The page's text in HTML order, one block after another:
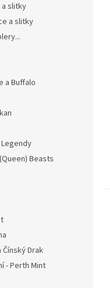
a slitky
a slitky
a Buffalo
Beasts
Čínský Drak
- Perth Mint